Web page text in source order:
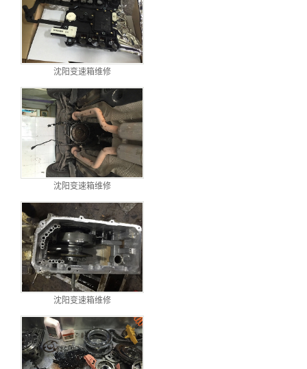
沈阳变速箱维修
沈阳变速箱维修
沈阳变速箱维修